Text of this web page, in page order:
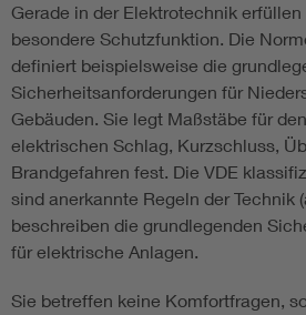
Gerade in der Elektrotechnik
besondere Schutzfunktion. Die
definiert beispielsweise die
Sicherheitsanforderungen für
Gebäuden. Sie legt Maßstäbe für
elektrischen Schlag, Kurzschluss,
Brandgefahren fest. Die VDE
sind anerkannte Regeln der Technik
beschreiben die grundlegenden
für elektrische Anlagen.
Sie betreffen keine Komfortfragen,